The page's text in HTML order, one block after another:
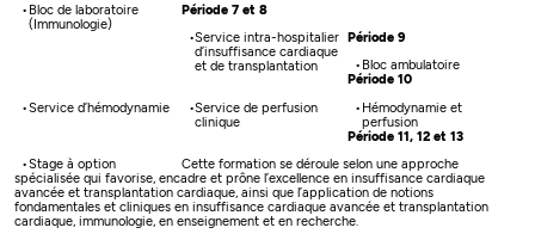
Bloc de laboratoire
(Immunologie)
Période 7 et 8
Service intra-hospitalier
d’insuffisance cardiaque
et de transplantation
Période 9
Bloc ambulatoire
Période 10
Service d’hémodynamie
Service de perfusion
clinique
Hémodynamie et
perfusion
Période 11, 12 et 13
Stage à option
Cette formation se déroule selon une approche
spécialisée qui favorise, encadre et prône l’excellence en insuffisance cardiaque
avancée et transplantation cardiaque, ainsi que l’application de notions
fondamentales et cliniques en insuffisance cardiaque avancée et transplantation
cardiaque, immunologie, en enseignement et en recherche.